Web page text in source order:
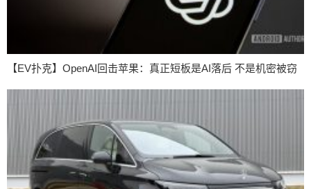
【EV扑克】OpenAI回击苹果：真正短板是AI落后 不是机密被窃